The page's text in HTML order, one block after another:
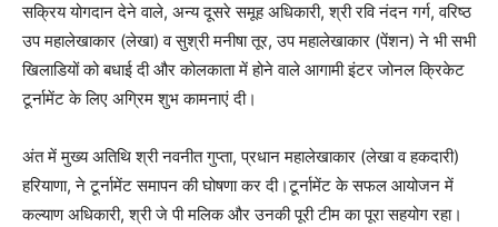
सक्रिय योगदान देने वाले, अन्य दूसरे समूह अधिकारी, श्री रवि नंदन गर्ग, वरिष्ठ
उप महालेखाकार (लेखा) व सुश्री मनीषा तूर, उप महालेखाकार (पेंशन) ने भी सभी
खिलाडियों को बधाई दी और कोलकाता में होने वाले आगामी इंटर जोनल क्रिकेट
टूर्नामेंट के लिए अग्रिम शुभ कामनाएं दी।
अंत में मुख्य अतिथि श्री नवनीत गुप्ता, प्रधान महालेखाकार (लेखा व हकदारी)
हरियाणा, ने टूर्नामेंट समापन की घोषणा कर दी।टूर्नामेंट के सफल आयोजन में
कल्याण अधिकारी, श्री जे पी मलिक और उनकी पूरी टीम का पूरा सहयोग रहा।